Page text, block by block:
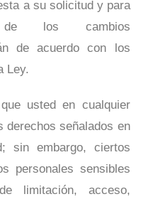
a su solicitud y para
de los cambios
de acuerdo con los
Ley.
usted en cualquier
derechos señalados en
sin embargo, ciertos
personales sensibles
limitación, acceso,